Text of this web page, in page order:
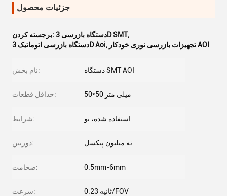
جزئیات محصول
برجسته کردن: دستگاه بازرسی 3D SMT,
دستگاه بازرسی اتوماتیک 3D Aoi, تجهیزات بازرسی نوری خودکار AOI
نام بخش: دستگاه SMT AOI
حداقل قطعات: 50*50 میلی متر
شرایط: استفاده شده، نو
دوربین: نه میلیون پیکسل
ضخامت: 0.5mm-6mm
سرعت: 0.23 ثانیه/FOV